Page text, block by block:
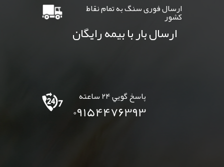
ارسال فوری سنگ به تمام نقاط
کشور
ارسال بار با بیمه رایگان
پاسخ گويي 24 ساعته
09154476393